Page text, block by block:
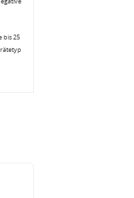
bis 25